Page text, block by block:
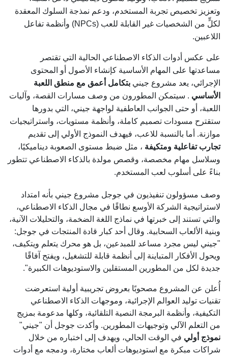
وتعزيز تخصيص تجربة المستخدم، ودعم نمذجة السلوك المعقدة
لكلٍّ من الشخصيات غير القابلة للعب (NPCs) وأنظمة تفاعل
اللاعبين.
على عكس أدوات الذكاء الاصطناعي الحالية التي تقتصر
مساعدتها على المهام الأساسية كإنشاء الأصول أو المحتوى
الإجرائي، يعد مشروع جيني بتكامل أعمق مع منطق اللعبة
الأساسي . سيتمكن المطورون من وصف مسارات القصة، وآليات
اللعبة، أو حتى الجوانب العاطفية لواجهة جيني، التي بدورها
ستقترح مسودات تصميم كاملة، وأنظمة مستويات، واستراتيجيات
موازنة. أما بالنسبة للاعب، فيهدف النموذج الأولي إلى تقديم
تجارب تفاعلية ومتكيفة ، مثل ضبط مستوى الصعوبة ديناميكيًا،
وسلاسل مهام مخصصة، وقصص مولدة بالذكاء الاصطناعي تتطور
بناءً على أسلوب لعب المستخدم.
وصف مسؤولون تنفيذيون في جوجل مشروع جيني بأنه امتداد
لاستراتيجية الشركة الأوسع نطاقًا في مجال الذكاء الاصطناعي،
والتي تستند إلى خبرتها في نماذج اللغة الضخمة، والتحليلات الآنية،
وبنية الألعاب السحابية. وقال أحد كبار قادة المنتجات في جوجل:
"جيني ليس مجرد مساعد للمبدعين، بل هو محرك يتعلم ويتكيف،
ويحول الأفكار المتباينة إلى أنظمة قابلة للتشغيل، ويفتح آفاقًا
جديدة لكل من المطورين المستقلين والاستوديوهات الكبيرة".
أُعلن عن المشروع مصحوبًا بعروض تجريبية أولية استعرضت
تقنيات توليد العوالم الإجرائية، وموجهات الذكاء الاصطناعي
التكيفية، وأنظمة البرمجة النصية التلقائية، وكلها مدعومة بمزيج
من التعلم الآلي وتوجيهات المطورين. وأكدت جوجل أن "جيني"
نموذج أولي في الوقت الحالي، ويهدف إلى اختباره من خلال
شراكات مبكرة مع استوديوهات ألعاب مختارة، ودمجه مع أدوات